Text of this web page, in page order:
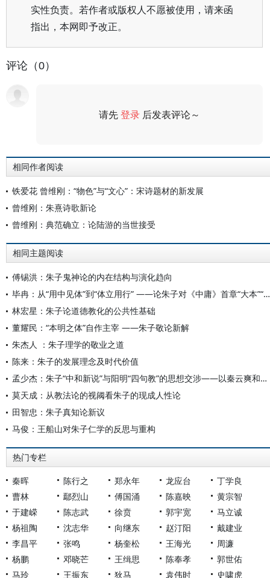
实性负责。若作者或版权人不愿被使用，请来函
指出，本网即予改正。
评论（0）
请先登录 后发表评论～
相同作者阅读
铁爱花 曾维刚：“物色”与“文心”：宋诗题材的新发展
曾维刚：朱熹诗歌新论
曾维刚：典范确立：论陆游的当世接受
相同主题阅读
傅锡洪：朱子鬼神论的内在结构与演化趋向
毕冉：从“用中见体”到“体立用行” ——论朱子对《中庸》首章“大本”“达道”的阐释变化
林宏星：朱子论道德教化的公共性基础
董耀民：“本明之体”自作主宰 ——朱子敬论新解
朱杰人 ：朱子理学的敬业之道
陈来：朱子的发展理念及时代价值
孟少杰：朱子“中和新说”与阳明“四句教”的思想交涉——以秦云爽和陆陇其的争论为中心
莫天成：从教法论的视阈看朱子的现成人性论
田智忠：朱子真知论新议
马俊：王船山对朱子仁学的反思与重构
热门专栏
秦晖 陈行之 郑永年 龙应台
丁学良
曹林
鄢烈山 傅国涌 陈嘉映
黄宗智
于建嵘
陈志武 徐贲 郭宇宽
马立诚
杨祖陶
沈志华 向继东 赵汀阳
戴建业
李昌平
张鸣 杨奎松 王海光
周濂
杨鹏
邓晓芒 王缉思 陈奉孝
郭世佑
马玲
王振东 狄马 袁伟时 史啸虎